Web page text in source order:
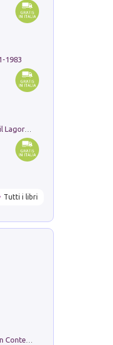
1983
Tutti i libri
in alto! Livello A1. Con CD-Audio. Con Contenuto digitale per accesso on line